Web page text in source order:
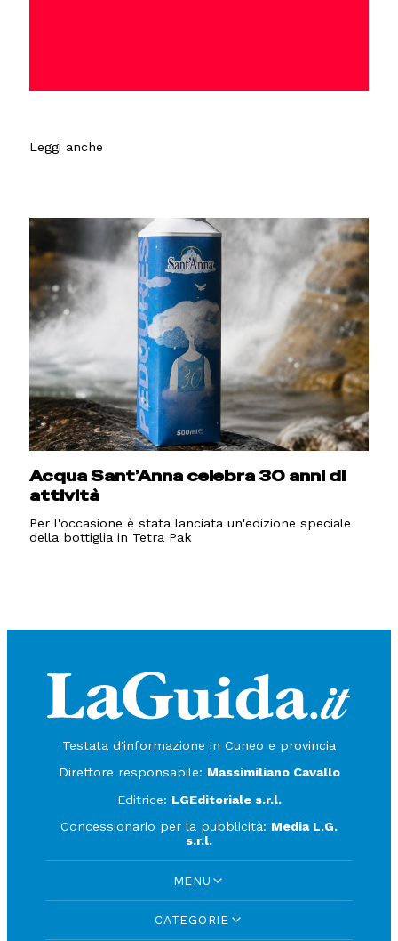
Leggi anche
Acqua Sant’Anna celebra 30 anni di
attività
Per l'occasione è stata lanciata un'edizione speciale
della bottiglia in Tetra Pak
Testata d'informazione in Cuneo e provincia
Direttore responsabile: Massimiliano Cavallo
Editrice: LGEditoriale s.r.l.
Concessionario per la pubblicità: Media L.G.
s.r.l.
MENU
CATEGORIE